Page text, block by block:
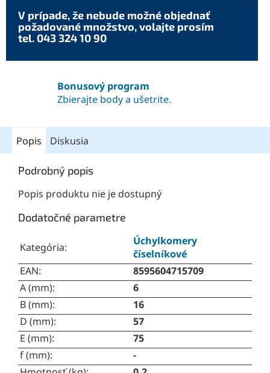
V prípade, že nebude možné objednať
požadované množstvo, volajte prosím
tel. 043 324 10 90
Bonusový program
Zbierajte body a ušetrite.
Popis Diskusia
Podrobný popis
Popis produktu nie je dostupný
Dodatočné parametre
Kategória:
Úchylkomery
číselníkové
EAN:
8595604715709
A (mm):
6
B (mm):
16
D (mm):
57
E (mm):
75
f (mm):
-